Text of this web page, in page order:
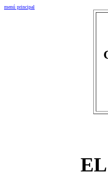
menú principal